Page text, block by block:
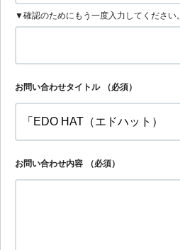
▼確認のためにもう一度入力してください。
お問い合わせタイトル （必須）
お問い合わせ内容 （必須）